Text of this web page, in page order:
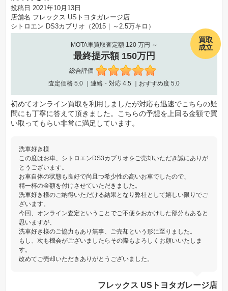
投稿日 2021年10月13日
店舗名 フレックス USトヨタガレージ店
シトロエン DS3カブリオ（2015｜～2.5万キロ）
買取
成立
MOTA車買取査定額 120 万円 ～
最終提示額 150万円
総合評価
査定価格 5.0 ｜連絡・対応 4.5 ｜おすすめ度 5.0
初めてオンライン買取を利用しましたが対応も迅速でこちらの疑
問にも丁寧に答えて頂きました。こちらの予想を上回る金額で買
い取ってもらい非常に満足しています。
洗車好き様
この度はお車、シトロエンDS3カブリオをご売却いただき誠にありが
とうございます。
お車自体の状態も良好で尚且つ希少性の高いお車でしたので、
精一杯の金額を付けさせていただきました。
洗車好き様のご納得いただける結果となり弊社として嬉しい限りでご
ざいます。
今回、オンライン査定ということでご不便をおかけした部分もあると
思いますが、
洗車好き様のご協力もあり無事、ご売却という形に至りました。
もし、次も機会がございましたらその際もよろしくお願いいたしま
す。
改めてご売却いただきありがとうございました。
フレックス USトヨタガレージ店